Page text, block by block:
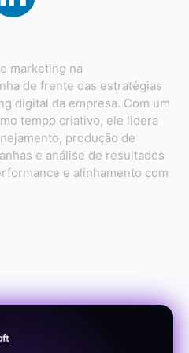
marketing na
de frente das estratégias
digital da empresa. Com um
tempo criativo, ele lidera
produção de
e análise de resultados
e alinhamento com